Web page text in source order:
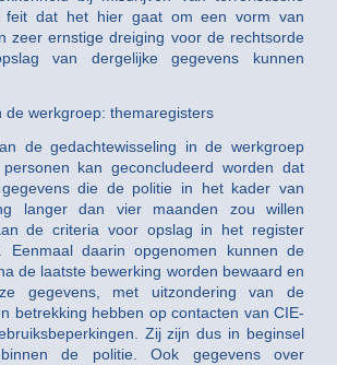
feit dat het hier gaat om een vorm van
zeer ernstige dreiging voor de rechtsorde
van dergelijke gegevens kunnen
de werkgroep: themaregisters
de gedachtewisseling in de werkgroep
kan geconcludeerd worden dat
die de politie in het kader van
langer dan vier maanden zou willen
de criteria voor opslag in het register
Eenmaal daarin opgenomen kunnen de
de laatste bewerking worden bewaard en
gegevens, met uitzondering van de
betrekking hebben op contacten van CIE-
Zij zijn dus in beginsel
de politie. Ook gegevens over